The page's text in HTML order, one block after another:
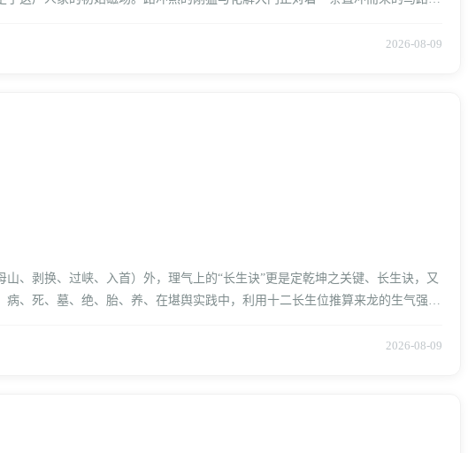
2026-08-09
、剥换、过峡、入首）外，理气上的“长生诀”更是定乾坤之关键、长生诀，又
、死、墓、绝、胎、养、在堪舆实践中，利用十二长生位推算来龙的生气强
2026-08-09